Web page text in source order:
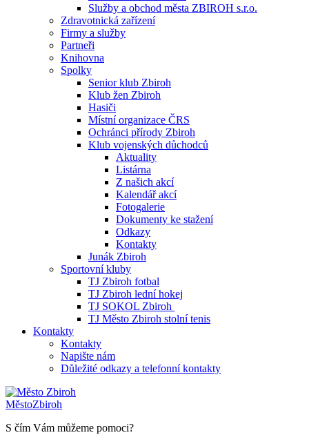
Služby a obchod města ZBIROH s.r.o.
Zdravotnická zařízení
Firmy a služby
Partneři
Knihovna
Spolky
Senior klub Zbiroh
Klub žen Zbiroh
Hasiči
Místní organizace ČRS
Ochránci přírody Zbiroh
Klub vojenských důchodců
Aktuality
Listárna
Z našich akcí
Kalendář akcí
Fotogalerie
Dokumenty ke stažení
Odkazy
Kontakty
Junák Zbiroh
Sportovní kluby
TJ Zbiroh fotbal
TJ Zbiroh lední hokej
TJ SOKOL Zbiroh
TJ Město Zbiroh stolní tenis
Kontakty
Kontakty
Napište nám
Důležité odkazy a telefonní kontakty
MěstoZbiroh
S čím Vám můžeme pomoci?